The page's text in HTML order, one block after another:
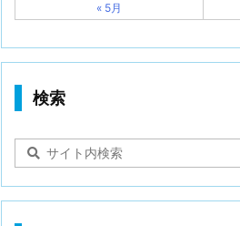
« 5月
検索